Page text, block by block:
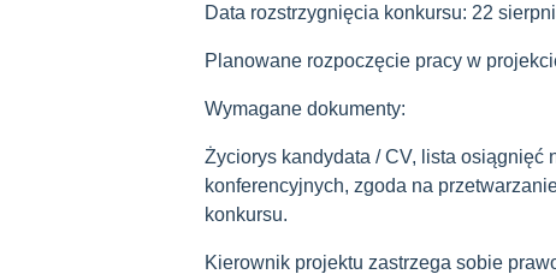
Data rozstrzygnięcia konkursu: 22
Planowane rozpoczęcie pracy w
Wymagane dokumenty:
Życiorys kandydata / CV, lista osiągnięć
konferencyjnych, zgoda na
konkursu.
Kierownik projektu zastrzega sobie